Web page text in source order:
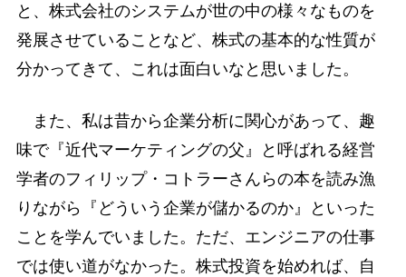
と、株式会社のシステムが世の中の様々なものを
発展させていることなど、株式の基本的な性質が
分かってきて、これは面白いなと思いました。
また、私は昔から企業分析に関心があって、趣
味で『近代マーケティングの父』と呼ばれる経営
学者のフィリップ・コトラーさんらの本を読み漁
りながら『どういう企業が儲かるのか』といった
ことを学んでいました。ただ、エンジニアの仕事
では使い道がなかった。株式投資を始めれば、自